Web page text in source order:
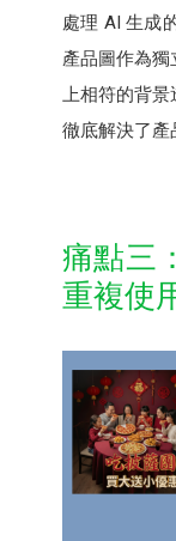
處理 AI 生成
產品圖作為
上相符的背景
徹底解決了產
痛點三
重複使